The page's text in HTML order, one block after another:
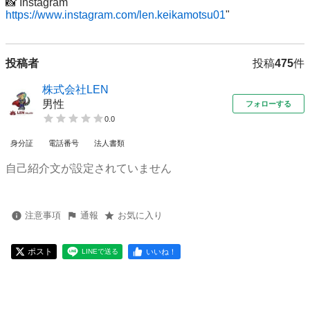
https://www.instagram.com/len.keikamotsu01
投稿者 投稿475件
株式会社LEN
男性
0.0
フォローする
身分証 電話番号 法人書類
自己紹介文が設定されていません
注意事項 通報 お気に入り
ポスト LINEで送る いいね！